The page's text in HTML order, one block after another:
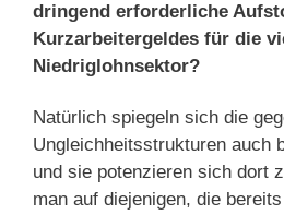
dringend erforderliche
Kurzarbeitergeldes für die
Niedriglohnsektor?
Natürlich spiegeln sich die
Ungleichheitsstrukturen auch
und sie potenzieren sich dort
man auf diejenigen, die